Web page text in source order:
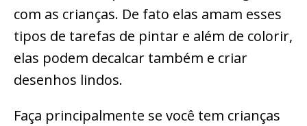
com as crianças. De fato elas amam esses
tipos de tarefas de pintar e além de colorir,
elas podem decalcar também e criar
desenhos lindos.
Faça principalmente se você tem crianças